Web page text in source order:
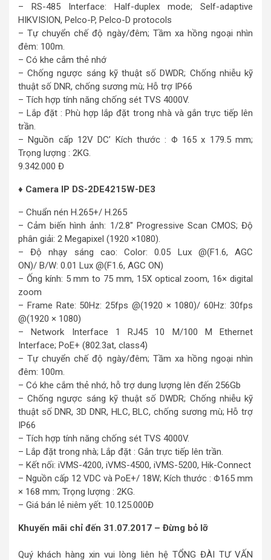
– RS-485 Interface: Half-duplex mode; Self-adaptive
HIKVISION, Pelco-P, Pelco-D protocols
– Tự chuyển chế độ ngày/đêm; Tầm xa hồng ngoại nhìn
đêm: 100m.
– Có khe cắm thẻ nhớ
– Chống ngược sáng kỹ thuật số DWDR; Chống nhiễu kỹ
thuật số DNR, chống sương mù; Hỗ trợ IP66
– Tích hợp tính năng chống sét TVS 4000V.
– Lắp đặt : Phù hợp lắp đặt trong nhà và gắn trực tiếp lên
trần.
– Nguồn cấp 12V DC’ Kích thước : Φ 165 x 179.5 mm;
Trọng lượng : 2KG.
9.342.000 Đ
♦ Camera IP DS-2DE4215W-DE3
– Chuẩn nén H.265+/ H.265
– Cảm biến hình ảnh: 1/2.8″ Progressive Scan CMOS; Độ
phân giải: 2 Megapixel (1920 ×1080).
– Độ nhạy sáng cao: Color: 0.05 Lux @(F1.6, AGC
ON)/ B/W: 0.01 Lux @(F1.6, AGC ON)
– Ống kính: 5 mm to 75 mm, 15X optical zoom, 16× digital
zoom
– Frame Rate: 50Hz: 25fps @(1920 × 1080)/ 60Hz: 30fps
@(1920 × 1080)
– Network Interface 1 RJ45 10 M/100 M Ethernet
Interface; PoE+ (802.3at, class4)
– Tự chuyển chế độ ngày/đêm; Tầm xa hồng ngoại nhìn
đêm: 100m.
– Có khe cắm thẻ nhớ, hỗ trợ dung lượng lên đến 256Gb
– Chống ngược sáng kỹ thuật số DWDR; Chống nhiễu kỹ
thuật số DNR, 3D DNR, HLC, BLC, chống sương mù; Hỗ trợ
IP66
– Tích hợp tính năng chống sét TVS 4000V.
– Lắp đặt trong nhà; Lắp đặt : Gắn trực tiếp lên trần.
– Kết nối: iVMS-4200, iVMS-4500, iVMS-5200, Hik-Connect
– Nguồn cấp 12 VDC và PoE+/ 18W; Kích thước : Φ165 mm
× 168 mm; Trọng lượng : 2KG.
– Giá bán lẻ niêm yết: 10.125.000Đ
Khuyến mãi chỉ đến 31.07.2017 – Đừng bỏ lỡ
Quý khách hàng xin vui lòng liên hệ TỔNG ĐÀI TƯ VẤN